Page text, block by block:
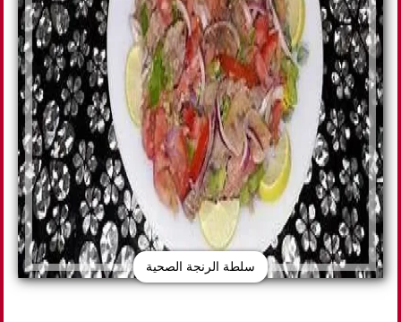
سلطة الرنجة الصحية